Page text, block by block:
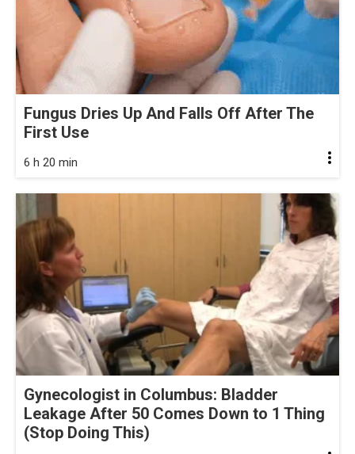
Fungus Dries Up And Falls Off After The
First Use
6 h 20 min
Gynecologist in Columbus: Bladder
Leakage After 50 Comes Down to 1 Thing
(Stop Doing This)